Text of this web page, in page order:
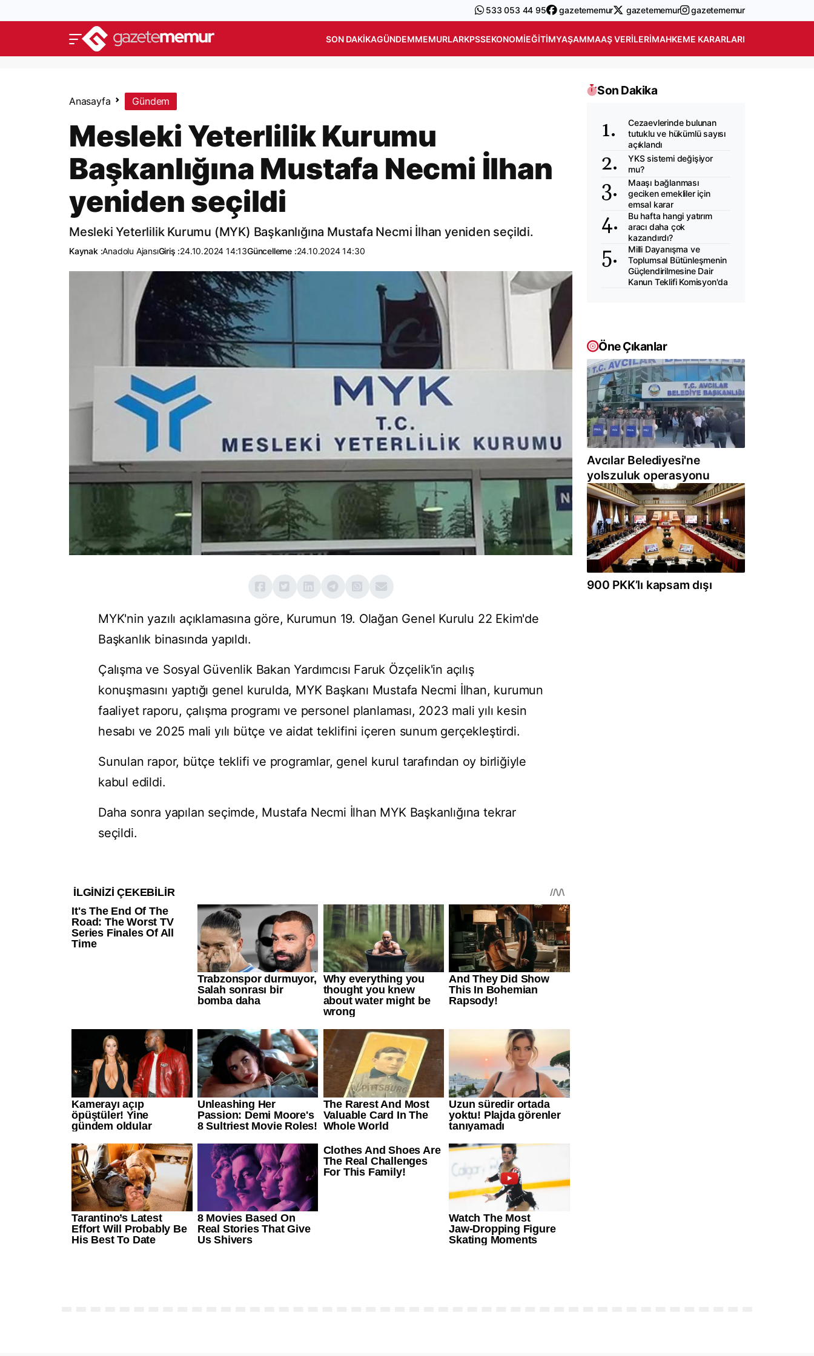
533 053 44 95 gazetememur gazetememur gazetememur
SON DAKIKAGÜNDEMMEMURLARKPSSEKONOMIEĞITIMYAŞAMMAAŞ VERILERIMAHKEME KARARLARI
Anasayfa Gündem
Mesleki Yeterlilik Kurumu
Başkanlığına Mustafa Necmi İlhan
yeniden seçildi
Mesleki Yeterlilik Kurumu (MYK) Başkanlığına Mustafa Necmi İlhan yeniden seçildi.
Kaynak :Anadolu AjansıGiriş :24.10.2024 14:13Güncelleme :24.10.2024 14:30
MYK'nin yazılı açıklamasına göre, Kurumun 19. Olağan Genel Kurulu 22 Ekim'de
Başkanlık binasında yapıldı.
Çalışma ve Sosyal Güvenlik Bakan Yardımcısı Faruk Özçelik'in açılış
konuşmasını yaptığı genel kurulda, MYK Başkanı Mustafa Necmi İlhan, kurumun
faaliyet raporu, çalışma programı ve personel planlaması, 2023 mali yılı kesin
hesabı ve 2025 mali yılı bütçe ve aidat teklifini içeren sunum gerçekleştirdi.
Sunulan rapor, bütçe teklifi ve programlar, genel kurul tarafından oy birliğiyle
kabul edildi.
Daha sonra yapılan seçimde, Mustafa Necmi İlhan MYK Başkanlığına tekrar
seçildi.
Son Dakika
Cezaevlerinde bulunan
tutuklu ve hükümlü sayısı
açıklandı
YKS sistemi değişiyor
mu?
Maaşı bağlanması
geciken emekliler için
emsal karar
Bu hafta hangi yatırım
aracı daha çok
kazandırdı?
Milli Dayanışma ve
Toplumsal Bütünleşmenin
Güçlendirilmesine Dair
Kanun Teklifi Komisyon'da
Öne Çıkanlar
Avcılar Belediyesi'ne
yolszuluk operasyonu
900 PKK’lı kapsam dışı